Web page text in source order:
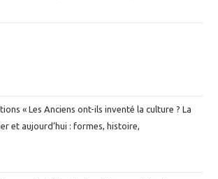
« Les Anciens ont-ils inventé la culture ? La
et aujourd’hui : formes, histoire,